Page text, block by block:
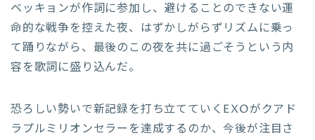
ベッキョンが作詞に参加し、避けることのできない運
命的な戦争を控えた夜、はずかしがらずリズムに乗っ
て踊りながら、最後のこの夜を共に過ごそうという内
容を歌詞に盛り込んだ。
恐ろしい勢いで新記録を打ち立てていくEXOがクアド
ラプルミリオンセラーを達成するのか、今後が注目さ